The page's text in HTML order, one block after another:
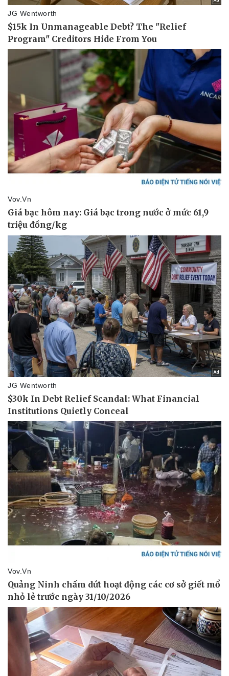
Thể thao
Bóng đá
Lịch thi đấu bóng đá
Thế giới thể thao
eSports
Ô tô - Xe máy
Tư vấn